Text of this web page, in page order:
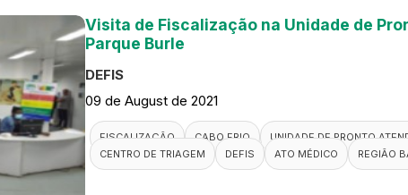
Visita de Fiscalização na Unidade de
Parque Burle
DEFIS
09 de August de 2021
FISCALIZAÇÃO CABO FRIO UNIDADE DE PRONTO
CENTRO DE TRIAGEM
DEFIS ATO MÉDICO REGIÃO